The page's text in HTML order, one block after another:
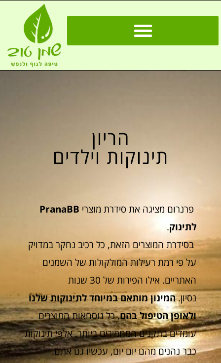
הריון
תינוקות וילדים
פרנרום מציגה את סידרת מוצרי PranaBB
לתינוק.
בסידרת המוצרים הזאת, כל רכיב נחקר במדויק
על פי רמת רעילות המולקולות של השמנים
האתריים. אילו הפירות של 30 שנות
נסיון.המינון מותאם במיוחד לתינוקות שלנו
ולאופן הטיפול בהם, כל נוסחאות המוצרים
עומדים בתקנים המחמירים ביותר. אלפי תינוקות
כבר נהנים מהם יום יום, עכשיו גם אתם.